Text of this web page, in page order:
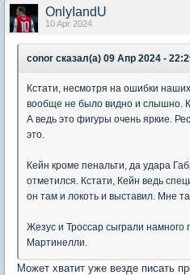
OnlyIandU
10 Apr 2024
conor сказал(а) 09 Апр 2024 -
Кстати, несмотря на ошибки
вообще не было видно и слышно.
А ведь это фигуры очень яркие.
это.
Кейн кроме пенальти, да удара
отметился. Кстати, Кейн ведь
он там и локоть и выставил. Мне
Жезус и Троссар сыграли намного
Мартинелли.
Может хватит уже везде писать